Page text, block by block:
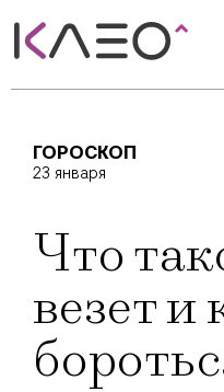
ГОРОСКОП
23 января
Что
везет и